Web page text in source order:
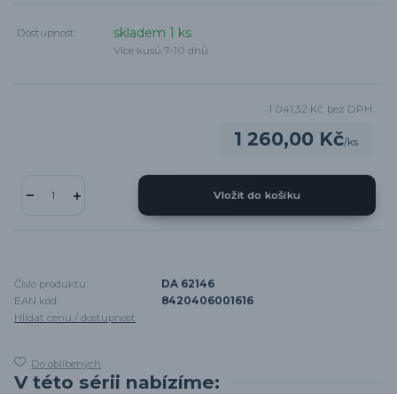
Dostupnost skladem 1 ks
Více kusů 7-10 dnů
1 260,00 Kč/ks
1 041,32 Kč bez DPH
Vložit do košíku
Číslo produktu:
DA 62146
EAN kód:
8420406001616
Hlídat cenu / dostupnost
Do oblíbených
V této sérii nabízíme: